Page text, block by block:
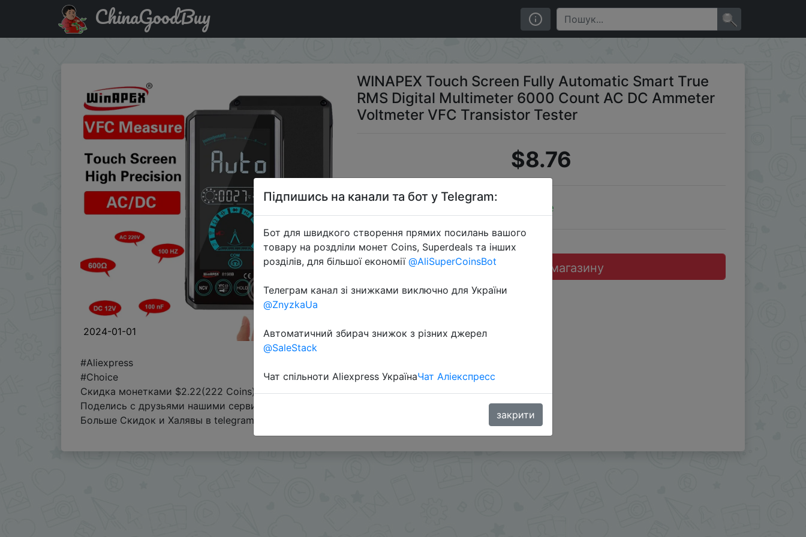
Знижка на WINAPEX Touch Screen Fully Automatic Smart True RMS Digital Multimeter 6000 Count AC DC Ammeter Voltmeter VFC Transistor Tester
ChinaGoodBuy
2024-01-01
WINAPEX Touch Screen Fully Automatic Smart True
RMS Digital Multimeter 6000 Count AC DC Ammeter
Voltmeter VFC Transistor Tester
$8.76
Sale
Перейти до магазину
#Aliexpress
#Choice
Скидка монетками $2.22(222 Coins)
Поделись с друзьями нашими сервисами - @Skidkovozik
Больше Скидок и Халявы в telegram
Підпишись на канали та бот у Telegram:
Бот для швидкого створення прямих посилань вашого
товару на роздліли монет Coins, Superdeals та інших
розділів, для більшої економії @AliSuperCoinsBot
Телеграм канал зі знижками виключно для України
@ZnyzkaUa
Автоматичний збирач знижок з різних джерел
@SaleStack
Чат спільноти Aliexpress УкраїнаЧат Аліекспресс
закрити